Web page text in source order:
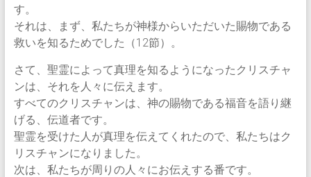
す。
それは、まず、私たちが神様からいただいた賜物である
救いを知るためでした（12節）。
さて、聖霊によって真理を知るようになったクリスチャ
ンは、それを人々に伝えます。
すべてのクリスチャンは、神の賜物である福音を語り継
げる、伝道者です。
聖霊を受けた人が真理を伝えてくれたので、私たちはク
リスチャンになりました。
次は、私たちが周りの人々にお伝えする番です。